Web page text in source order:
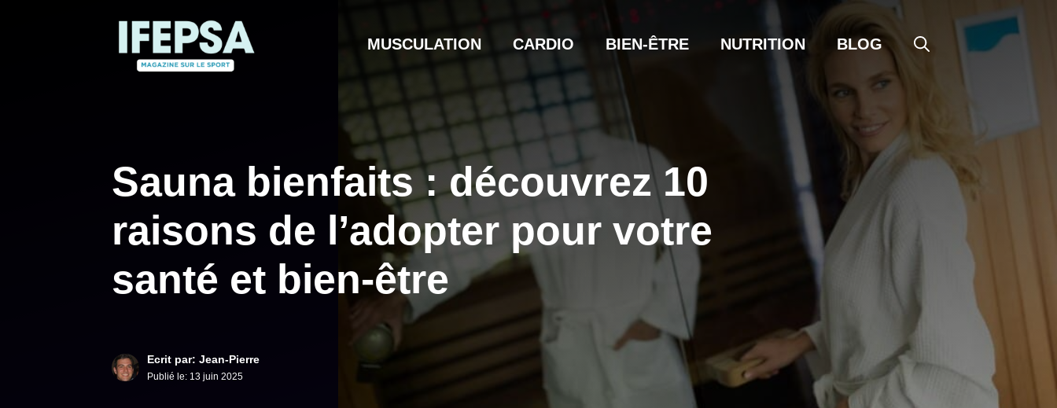
MUSCULATION CARDIO BIEN-ÊTRE NUTRITION BLOG
Sauna bienfaits : découvrez 10
raisons de l’adopter pour votre
santé et bien-être
Ecrit par: Jean-Pierre
Publié le: 13 juin 2025